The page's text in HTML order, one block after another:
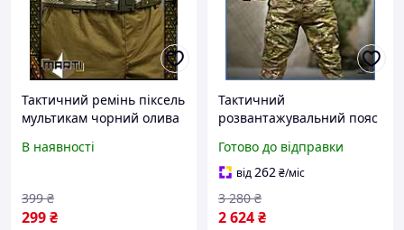
Тактичний ремінь піксель
мультикам чорний олива
військовий ремінь для
В наявності
299₴
399 ₴
Тактичний
розвантажувальний пояс
бойовий ремінь для
зручного носіння
спорядження шоп1
Готово до відправки
від262₴/міс
2 624₴
3 280 ₴